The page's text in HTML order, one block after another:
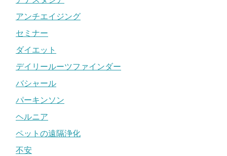
アンチエイジング
セミナー
ダイエット
デイリールーツファインダー
バシャール
パーキンソン
ヘルニア
ペットの遠隔浄化
不安